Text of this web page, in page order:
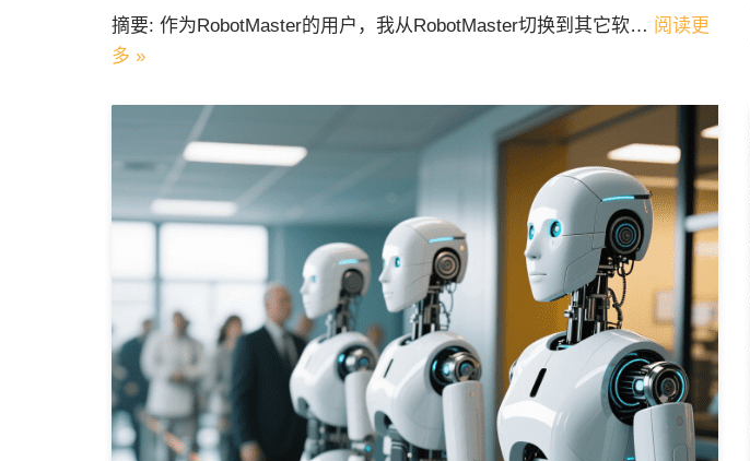
摘要: 作为RobotMaster的用户，我从RobotMaster切换到其它软… 阅读更
多 »